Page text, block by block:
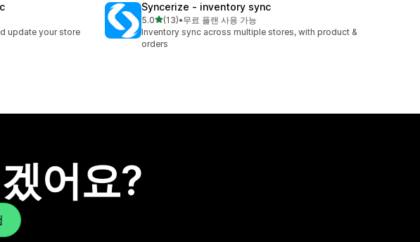
update your store
Syncerize ‑ inventory sync
5.0별 5개 중
(13)
총 리뷰 13개
•무료 플랜 사용 가능
Inventory sync across multiple stores, with product &
orders
어요?